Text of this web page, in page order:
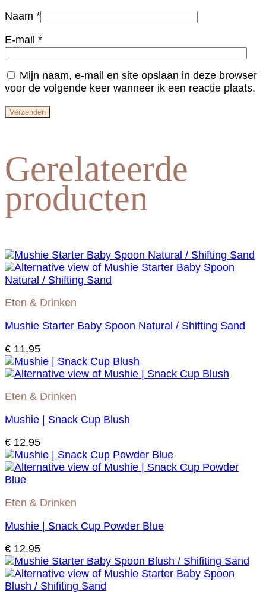
Naam *
E-mail *
Mijn naam, e-mail en site opslaan in deze browser
voor de volgende keer wanneer ik een reactie plaats.
Gerelateerde
producten
Eten & Drinken
Mushie Starter Baby Spoon Natural / Shifting Sand
€ 11,95
Eten & Drinken
Mushie | Snack Cup Blush
€ 12,95
Eten & Drinken
Mushie | Snack Cup Powder Blue
€ 12,95